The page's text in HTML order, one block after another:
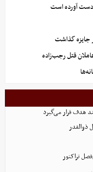
آورده است
قتل رجب‌زاده
هدف قرار می‌گیرد
تراکتور